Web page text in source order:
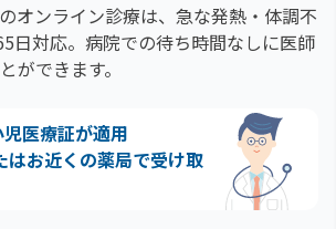
オンライン診療は、急な発熱・体調不
日対応。 病院での待ち時間なしに医師
ができます。
医療証が適用
はお近くの薬局で受け取